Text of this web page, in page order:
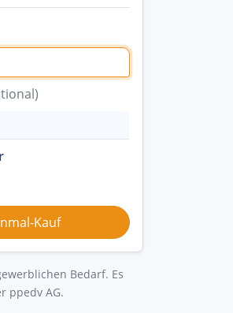
Bedarf. Es
ppedv AG.